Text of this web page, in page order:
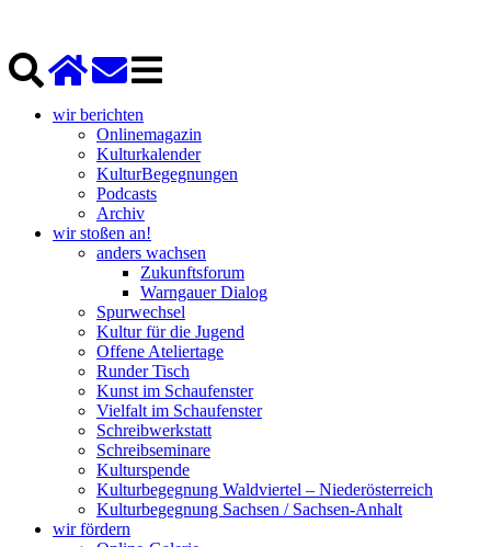
wir berichten
Onlinemagazin
Kulturkalender
KulturBegegnungen
Podcasts
Archiv
wir stoßen an!
anders wachsen
Zukunftsforum
Warngauer Dialog
Spurwechsel
Kultur für die Jugend
Offene Ateliertage
Runder Tisch
Kunst im Schaufenster
Vielfalt im Schaufenster
Schreibwerkstatt
Schreibseminare
Kulturspende
Kulturbegegnung Waldviertel – Niederösterreich
Kulturbegegnung Sachsen / Sachsen-Anhalt
wir fördern